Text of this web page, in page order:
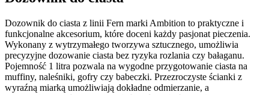
Dozownik do ciasta z linii Fern marki Ambition to praktyczne i
funkcjonalne akcesorium, które doceni każdy pasjonat pieczenia.
Wykonany z wytrzymałego tworzywa sztucznego, umożliwia
precyzyjne dozowanie ciasta bez ryzyka rozlania czy bałaganu.
Pojemność 1 litra pozwala na wygodne przygotowanie ciasta na
muffiny, naleśniki, gofry czy babeczki. Przezroczyste ścianki z
wyraźną miarką umożliwiają dokładne odmierzanie, a